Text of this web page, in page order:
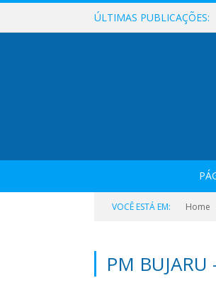
ÚLTIMAS PUBLICAÇÕES:
VOCÊ ESTÁ EM: Home
PM